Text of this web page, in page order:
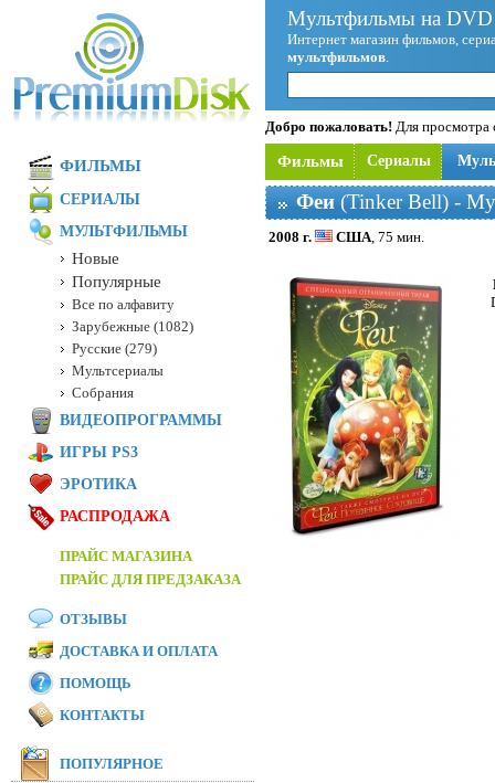
Мультфильмы на
Интернет магазин фильмов,
мультфильмов.
Добро пожаловать! Для просмотра
Фильмы Сериалы
Феи (Tinker Bell) -
2008 г. США, 75 мин.
ФИЛЬМЫ
СЕРИАЛЫ
МУЛЬТФИЛЬМЫ
Новые
Популярные
Все по алфавиту
Зарубежные (1082)
Русские (279)
Мультсериалы
Собрания
ВИДЕОПРОГРАММЫ
ИГРЫ PS3
ЭРОТИКА
РАСПРОДАЖА
ПРАЙС МАГАЗИНА
ПРАЙС ДЛЯ ПРЕДЗАКАЗА
ОТЗЫВЫ
ДОСТАВКА И ОПЛАТА
ПОМОЩЬ
КОНТАКТЫ
ПОПУЛЯРНОЕ